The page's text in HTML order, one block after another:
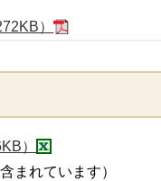
）
）
まれています）